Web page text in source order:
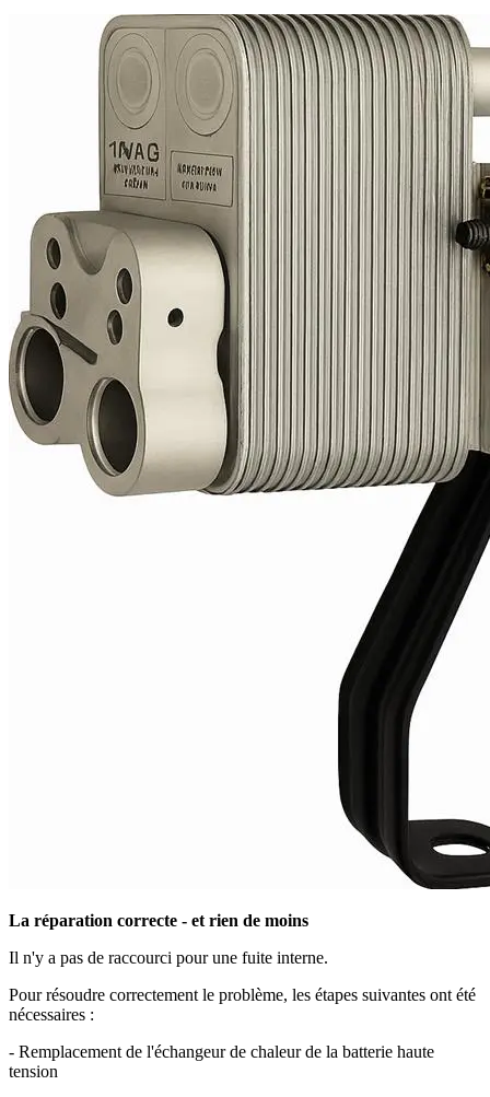
La réparation correcte - et rien de moins
Il n'y a pas de raccourci pour une fuite interne.
Pour résoudre correctement le problème, les étapes suivantes ont été
nécessaires :
- Remplacement de l'échangeur de chaleur de la batterie haute
tension